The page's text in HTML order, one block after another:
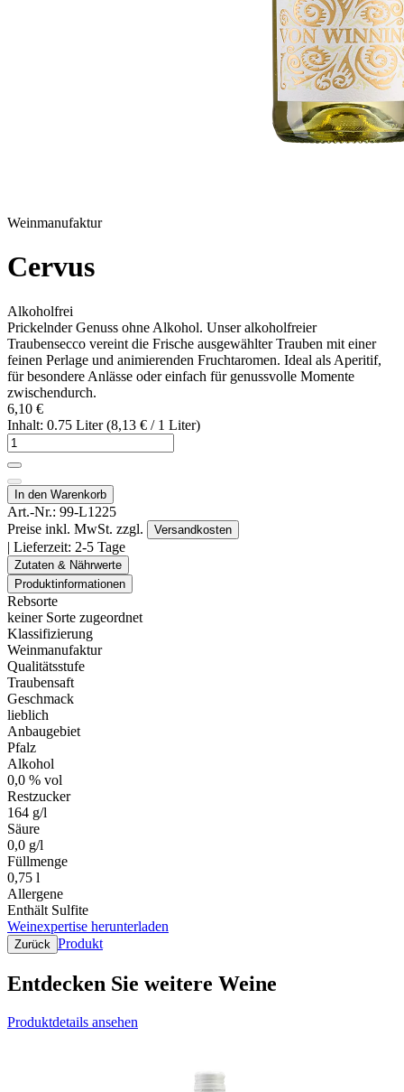
Weinmanufaktur
Cervus
Alkoholfrei
Prickelnder Genuss ohne Alkohol. Unser alkoholfreier
Traubensecco vereint die Frische ausgewählter Trauben mit einer
feinen Perlage und animierenden Fruchtaromen. Ideal als Aperitif,
für besondere Anlässe oder einfach für genussvolle Momente
zwischendurch.
6,10 €
Inhalt: 0.75 Liter (8,13 € / 1 Liter)
In den Warenkorb
Art.-Nr.: 99-L1225
Preise inkl. MwSt. zzgl.
Versandkosten
| Lieferzeit: 2-5 Tage
Zutaten & Nährwerte
Produktinformationen
Rebsorte
keiner Sorte zugeordnet
Klassifizierung
Weinmanufaktur
Qualitätsstufe
Traubensaft
Geschmack
lieblich
Anbaugebiet
Pfalz
Alkohol
0,0 % vol
Restzucker
164 g/l
Säure
0,0 g/l
Füllmenge
0,75 l
Allergene
Enthält Sulfite
Weinexpertise herunterladen
Zurück Produkt
Entdecken Sie weitere Weine
Produktdetails ansehen